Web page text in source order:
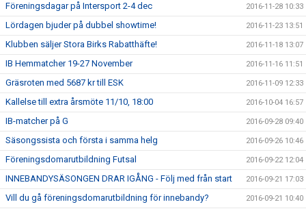
Föreningsdagar på Intersport 2-4 dec 2016-11-28 10:33
Lördagen bjuder på dubbel showtime! 2016-11-23 13:51
Klubben säljer Stora Birks Rabatthäfte! 2016-11-18 13:07
IB Hemmatcher 19-27 November 2016-11-16 11:51
Gräsroten med 5687 kr till ESK 2016-11-09 12:33
Kallelse till extra årsmöte 11/10, 18:00 2016-10-04 16:57
IB-matcher på G 2016-09-28 09:40
Säsongssista och första i samma helg 2016-09-26 10:46
Föreningsdomarutbildning Futsal 2016-09-22 12:04
INNEBANDYSÄSONGEN DRAR IGÅNG - Följ med från start 2016-09-21 17:03
Vill du gå föreningsdomarutbildning för innebandy? 2016-09-21 10:40